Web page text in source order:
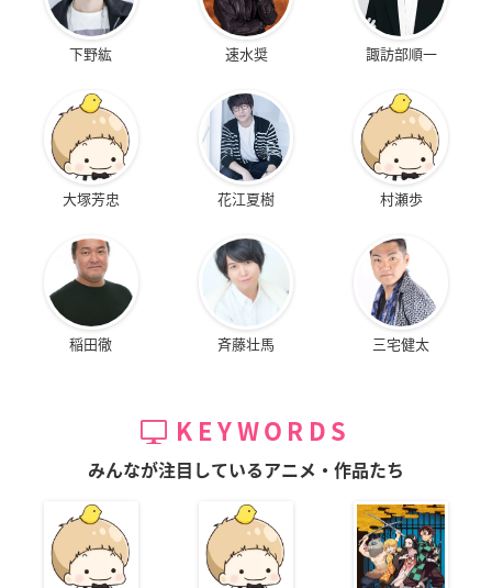
下野紘 速水奨 諏訪部順一
大塚芳忠 花江夏樹 村瀬歩
稲田徹 斉藤壮馬 三宅健太
KEYWORDS
みんなが注目しているアニメ・作品たち